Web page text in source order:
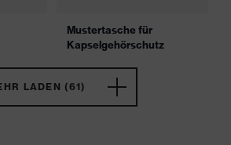
Mustertasche für
Kapselgehörschutz
LADEN (61)